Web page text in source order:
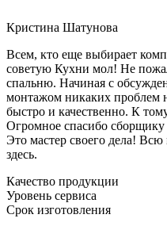
Кристина Шатунова
Всем, кто еще выбирает
советую Кухни мол! Не
спальню. Начиная с
монтажом никаких проблем
быстро и качественно. К
Огромное спасибо сборщику
Это мастер своего дела! Всю
здесь.
Качество продукции
Уровень сервиса
Срок изготовления